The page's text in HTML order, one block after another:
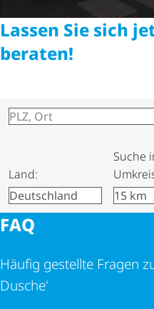
Lassen Sie sich
beraten!
−
Land:
Suche
FAQ
Häufig gestellte Fragen
Dusche'